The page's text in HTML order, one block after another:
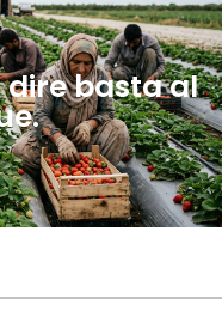
basta al